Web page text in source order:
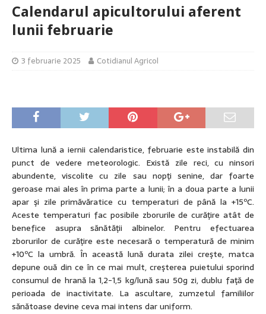
Calendarul apicultorului aferent
lunii februarie
3 februarie 2025 Cotidianul Agricol
Ultima lună a iernii calendaristice, februarie este instabilă din
punct de vedere meteorologic. Există zile reci, cu ninsori
abundente, viscolite cu zile sau nopţi senine, dar foarte
geroase mai ales în prima parte a lunii; în a doua parte a lunii
apar şi zile primăvăratice cu temperaturi de până la +15ºC.
Aceste temperaturi fac posibile zborurile de curăţire atât de
benefice asupra sănătăţii albinelor. Pentru efectuarea
zborurilor de curăţire este necesară o temperatură de minim
+10ºC la umbră. În această lună durata zilei creşte, matca
depune ouă din ce în ce mai mult, creşterea puietului sporind
consumul de hrană la 1,2-1,5 kg/lună sau 50g zi, dublu faţă de
perioada de inactivitate. La ascultare, zumzetul familiilor
sănătoase devine ceva mai intens dar uniform.